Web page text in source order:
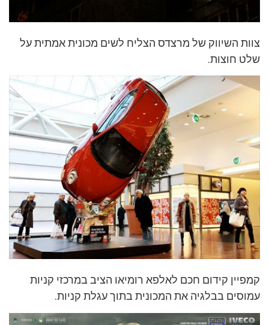
צוות השיווק של מרצדס הצליח לשים מכונית אמתית על
שלט חוצות.
קמפיין קידום חכם לאלפא רומיאו הציב במרכזי קניות
עמוסים בבלגיה את המכונית בתוך עגלת קניות.